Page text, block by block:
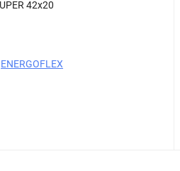
42х20
ENERGOFLEX